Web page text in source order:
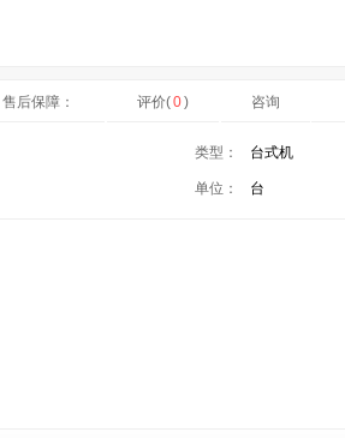
售后保障： 评价(0) 咨询
类型： 台式机
单位： 台